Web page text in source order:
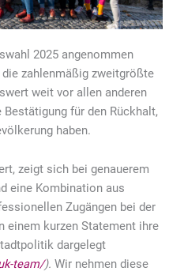
2025 angenommen
die zahlenmäßig zweitgrößte
weit vor allen anderen
für den Rückhalt,
haben.
zeigt sich bei genauerem
eine Kombination aus
Zugängen bei der
einem kurzen Statement ihre
dargelegt
team/). Wir nehmen diese